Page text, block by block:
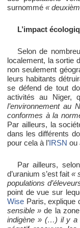
surnommé «
L’impact
Selon de
localement, la sortie
non seulement
leurs habitants
se défend de tout
activités au Niger,
l’environnement au
conformes à la
Par ailleurs, la
dans les différents
pour cela à l’IRSN ou
Par ailleurs,
d’uranium s’est fait «
populations
point de vue sur
Wise Paris, explique
sensible » de la
indigène » (…) il y a